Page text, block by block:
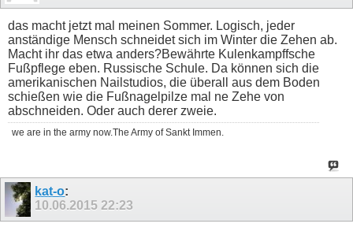
das macht jetzt mal meinen Sommer. Logisch, jeder
anständige Mensch schneidet sich im Winter die Zehen ab.
Macht ihr das etwa anders?Bewährte Kulenkampffsche
Fußpflege eben. Russische Schule. Da können sich die
amerikanischen Nailstudios, die überall aus dem Boden
schießen wie die Fußnagelpilze mal ne Zehe von
abschneiden. Oder auch derer zweie.
we are in the army now.The Army of Sankt Immen.
kat-o:
10.06.201522:23